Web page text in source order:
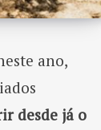
ano,
desde já o